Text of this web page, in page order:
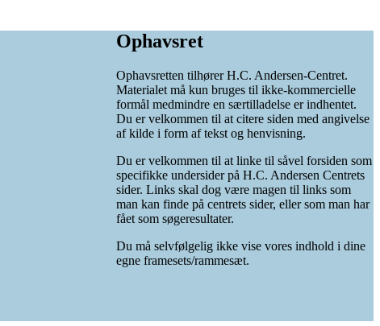
Ophavsret
Ophavsretten tilhører H.C. Andersen-Centret.
Materialet må kun bruges til ikke-kommercielle
formål medmindre en særtilladelse er indhentet.
Du er velkommen til at citere siden med angivelse
af kilde i form af tekst og henvisning.
Du er velkommen til at linke til såvel forsiden som
specifikke undersider på H.C. Andersen Centrets
sider. Links skal dog være magen til links som
man kan finde på centrets sider, eller som man har
fået som søgeresultater.
Du må selvfølgelig ikke vise vores indhold i dine
egne framesets/rammesæt.